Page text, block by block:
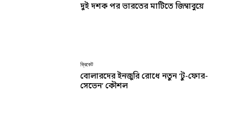
দুই দশক পর ভারতের মাটিতে জিম্বাবুয়ে
ক্রিকেট
বোলারদের ইনজুরি রোধে নতুন ‘টু-ফোর-
সেভেন’ কৌশল